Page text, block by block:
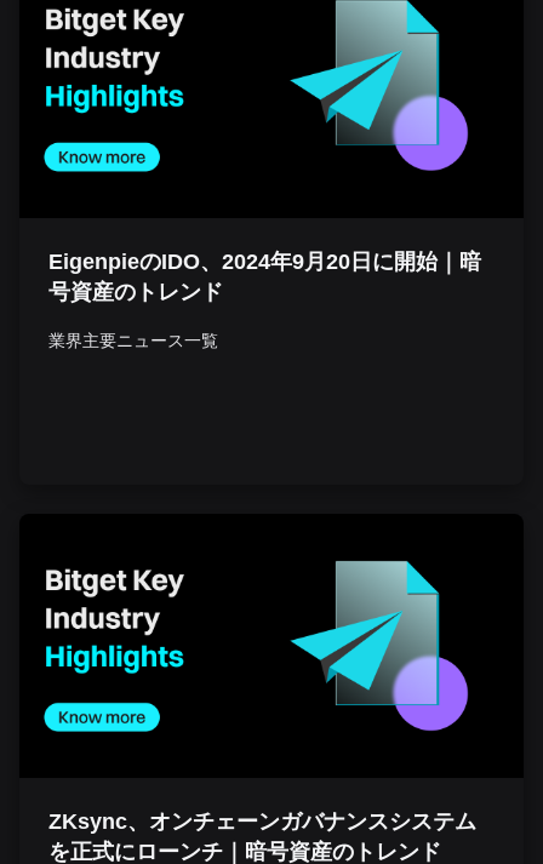
EigenpieのIDO、2024年9月20日に開始｜暗
号資産のトレンド
業界主要ニュース一覧
ZKsync、オンチェーンガバナンスシステム
を正式にローンチ｜暗号資産のトレンド